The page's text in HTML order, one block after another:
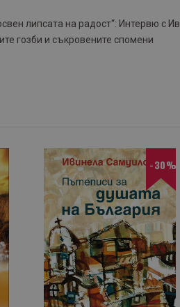
липсата на радост“: Интервю с
гозби и съкровените спомени
-30%